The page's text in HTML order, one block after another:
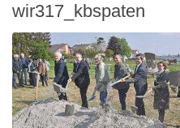
wir317_kbspaten